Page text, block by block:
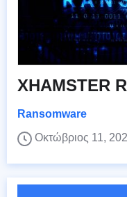
XHAMSTER
Ransomware
Οκτώβριος 11,